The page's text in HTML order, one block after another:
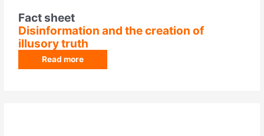
Fact sheet
Disinformation and the creation of
illusory truth
Read more